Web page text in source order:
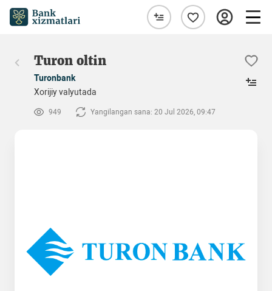
Turon oltin
Turonbank
Xorijiy valyutada
949 Yangilangan sana: 20 Jul 2026, 09:47